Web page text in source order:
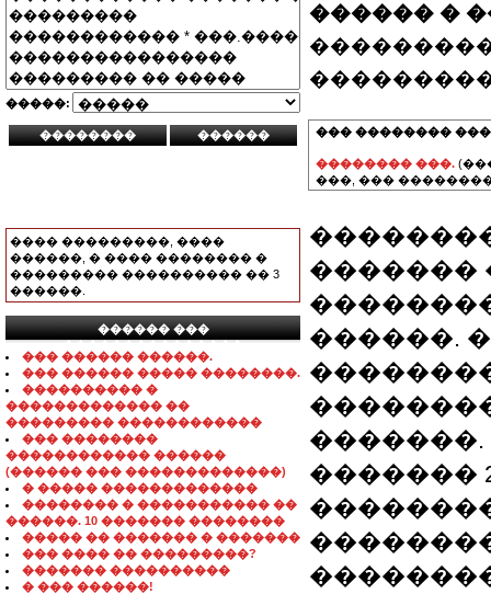
�����:
���� ���������, ����
������, � ���� �������� �
��������� ���������� �� 3
������.
������ ���
���������������
��� ������ ������.
��� ������ ����� ��������.
���������� �
������������� ��
��������� ������������
��� ��������
������������ ������
(������ ��� �������������)
� ����� �������������
�������� � ����������� ��
������. 10 ������� ��������
����� �� ������� � �������
��� ���� �� ���������?
������� ����������
� ��� ������!
������ �
��� ��������
�������� ���.
���, ���
�������
������.
�������